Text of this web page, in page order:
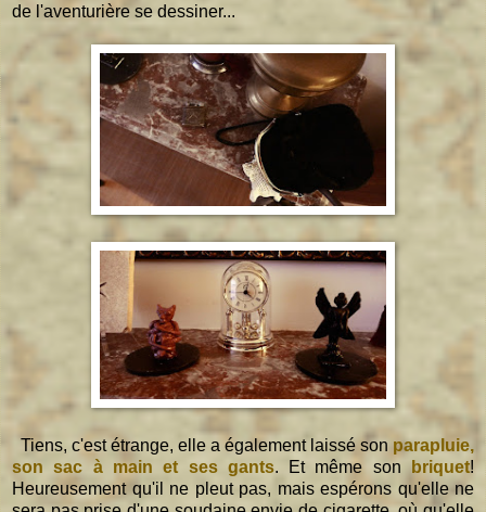
de l'aventurière se dessiner...
Tiens, c'est étrange, elle a également laissé son parapluie,
son sac à main et ses gants. Et même son briquet!
Heureusement qu'il ne pleut pas, mais espérons qu'elle ne